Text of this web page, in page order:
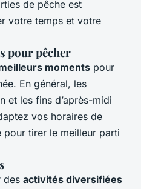
de pêche est
votre temps et votre
pour pêcher
moments pour
En général, les
et les fins d’après-midi
vos horaires de
pour tirer le meilleur parti
des activités diversifiées